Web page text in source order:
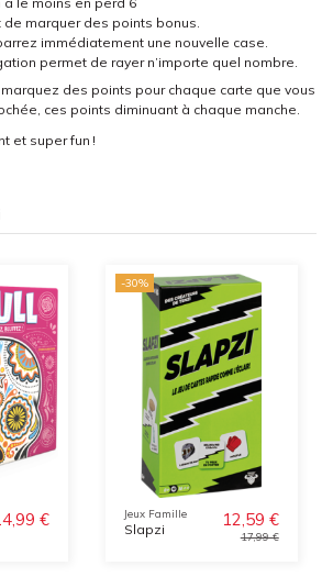
marquer des points bonus.
immédiatement une nouvelle case.
permet de rayer n’importe quel nombre.
marquez des points pour chaque carte que vous
ces points diminuant à chaque manche.
et super fun !
€
-30%
Jeux Famille
Slapzi 12,59 €
17,99 €